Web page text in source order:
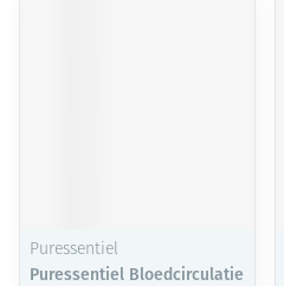
Puressentiel
Puressentiel Bloedcirculatie